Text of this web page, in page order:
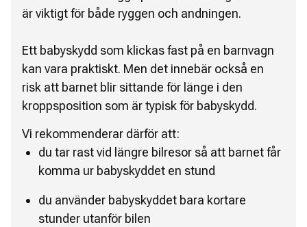
är viktigt för både ryggen och andningen.
Ett babyskydd som klickas fast på en barnvagn
kan vara praktiskt. Men det innebär också en
risk att barnet blir sittande för länge i den
kroppsposition som är typisk för babyskydd.
Vi rekommenderar därför att:
du tar rast vid längre bilresor så att barnet får
komma ur babyskyddet en stund
du använder babyskyddet bara kortare
stunder utanför bilen